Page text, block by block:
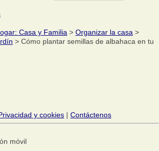
Casa y Familia > Organizar la casa >
> Cómo plantar semillas de albahaca en tu
y cookies | Contáctenos
móvil